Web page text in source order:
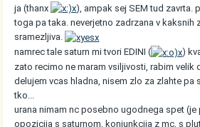
ja (thanx
), ampak sej SEM tud zavrta.
toga pa taka. neverjetno zadrzana v kaksnih
sramezljiva.
namrec tale saturn mi tvori EDINI (
)
zato recimo ne maram vsiljivosti, rabim velik
delujem vcas hladna, nisem zlo za zlahte pa
tko...
urana nimam nc posebno ugodnega spet (je
opozicija s saturnom, konjunkcija z mc, s